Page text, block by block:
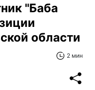
"Баба
области
2 мин